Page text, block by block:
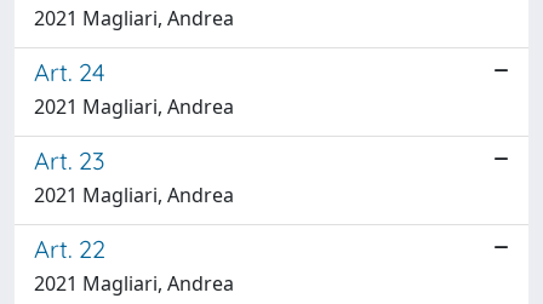
2021 Magliari, Andrea
Art. 24
2021 Magliari, Andrea
Art. 23
2021 Magliari, Andrea
Art. 22
2021 Magliari, Andrea